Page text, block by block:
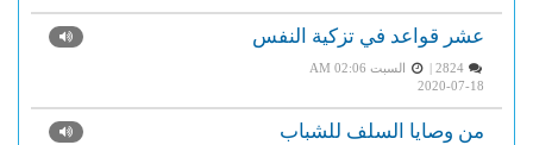
عشر قواعد في تزكية النفس
2824 |
السبت AM 02:06
2020-07-18
من وصايا السلف للشباب